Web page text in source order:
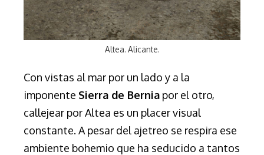
Altea. Alicante.
Con vistas al mar por un lado y a la
imponente Sierra de Bernia por el otro,
callejear por Altea es un placer visual
constante. A pesar del ajetreo se respira ese
ambiente bohemio que ha seducido a tantos